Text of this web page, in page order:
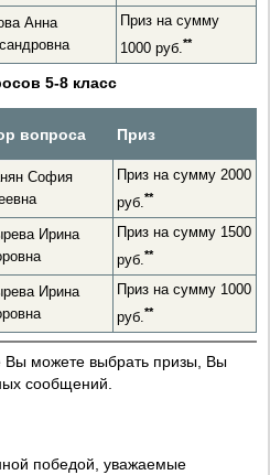
Анна
Приз на сумму
1000 руб. **
5-8 класс
вопроса Приз
София
Приз на сумму 2000
руб.**
Ирина
Приз на сумму 1500
руб.**
Ирина
Приз на сумму 1000
руб.**
Вы можете выбрать призы, Вы
сообщений.
победой, уважаемые